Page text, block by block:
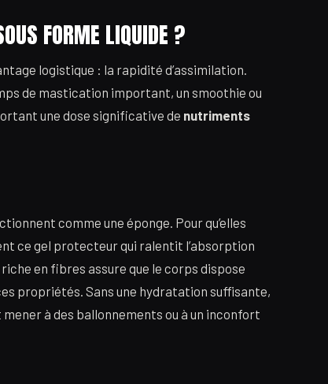
FORME LIQUIDE ?
logistique : la rapidité d’assimilation.
de mastication important, un smoothie ou
une dose significative de nutriments
comme une éponge. Pour qu’elles
ce gel protecteur qui ralentit l’absorption
en fibres assure que le corps dispose
propriétés. Sans une hydratation suffisante,
à des ballonnements ou à un inconfort